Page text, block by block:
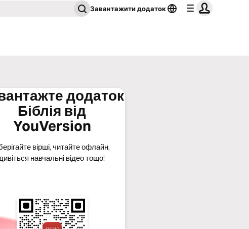
Завантажити додаток
додаток
Біблія від
YouVersion
вірші, читайте офлайн,
навчальні відео тощо!